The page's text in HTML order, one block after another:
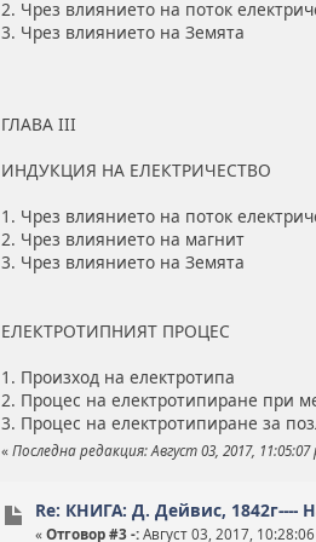
2. Чрез влиянието на поток
3. Чрез влиянието на Земята
ГЛАВА III
ИНДУКЦИЯ НА ЕЛЕКТРИЧЕСТВО
1. Чрез влиянието на поток
2. Чрез влиянието на магнит
3. Чрез влиянието на Земята
ЕЛЕКТРОТИПНИЯТ ПРОЦЕС
1. Произход на електротипа
2. Процес на електротипиране при
3. Процес на електротипиране за
« Последна редакция: Август 03, 2017,
Re: КНИГА: Д. Дейвис,
«Отговор #3 -: Август 03, 2017,